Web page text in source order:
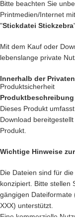
… kreiereGeschenke
… schenkeJacken,
einen zauberhaften
Das sind nur unsere
Idee im Kopf. Lass
Hund.
Nach deiner
herunterladen
Bitte beachten Sie
Printmedien/Internet
"Stickdatei Stickzebra
Mit dem Kauf oder
lebenslange private
Innerhalb der
Private Nutzung auf
hergestellt worden ist,
Stickdatei bestickt
Nutzung auf
Verkauf des Produkts,
ist, oder ein Produkt,
wurde.
Sämtliche Änderungen
Nutzung des Designs
Produktsicherheit
Dieses Produkt
Download
Produkt.
Wichtige Hinweise
Die Dateien sind für
konzipiert. Bitte stellen
gängigen Dateiformate
XXX) unterstützt.
Eine kommerzielle